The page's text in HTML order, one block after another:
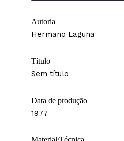
Autoria
Hermano Laguna
Título
Sem título
Data de produção
1977